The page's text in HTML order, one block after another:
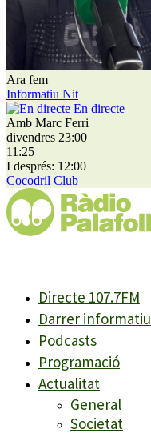
Ara fem
Informatiu Nit
En directe
Amb Marc Ferri
divendres 23:00
11:25
I després: 12:00
Cocodril Club
Directe 107.7FM
Darrer informatiu
Podcasts
Programació
Actualitat
General
Societat